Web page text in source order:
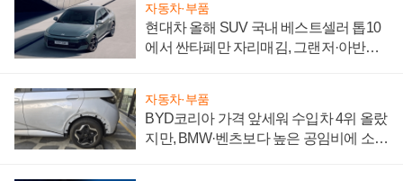
자동차·부품
현대차 올해 SUV 국내 베스트셀러 톱10
에서 싼타페만 자리매김, 그랜저·아반떼
자동차·부품
BYD코리아 가격 앞세워 수입차 4위 올랐
지만, BMW·벤츠보다 높은 공임비에 소비